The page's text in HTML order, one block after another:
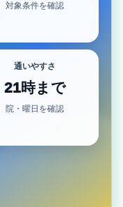
対象条件を確認
通いやすさ
21時まで
院・曜日を確認